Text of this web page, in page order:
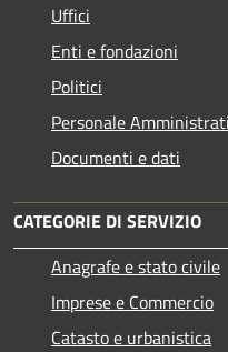
Uffici
Enti e fondazioni
Politici
Personale
Documenti e dati
CATEGORIE DI SERVIZIO
Anagrafe e stato civile
Imprese e Commercio
Catasto e urbanistica